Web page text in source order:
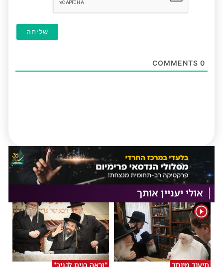
0
אולי יעניין אותך
1
תיעוד מיוחד "וּרְאֵה בָנִים לְבָנֶיךָ"